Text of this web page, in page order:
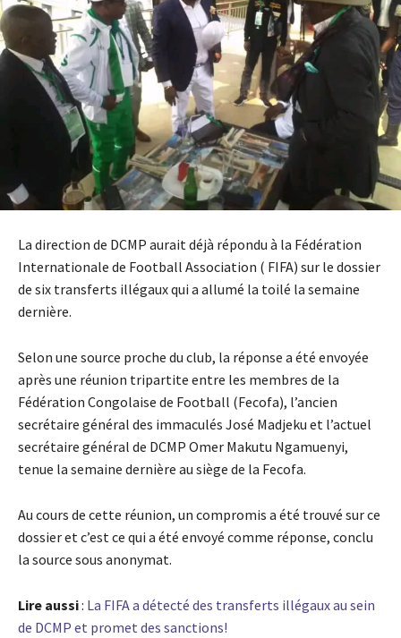
La direction de DCMP aurait déjà répondu à la Fédération
Internationale de Football Association ( FIFA) sur le dossier
de six transferts illégaux qui a allumé la toilé la semaine
dernière.
Selon une source proche du club, la réponse a été envoyée
après une réunion tripartite entre les membres de la
Fédération Congolaise de Football (Fecofa), l’ancien
secrétaire général des immaculés José Madjeku et l’actuel
secrétaire général de DCMP Omer Makutu Ngamuenyi,
tenue la semaine dernière au siège de la Fecofa.
Au cours de cette réunion, un compromis a été trouvé sur ce
dossier et c’est ce qui a été envoyé comme réponse, conclu
la source sous anonymat.
Lire aussi: La FIFA a détecté des transferts illégaux au sein
de DCMP et promet des sanctions!